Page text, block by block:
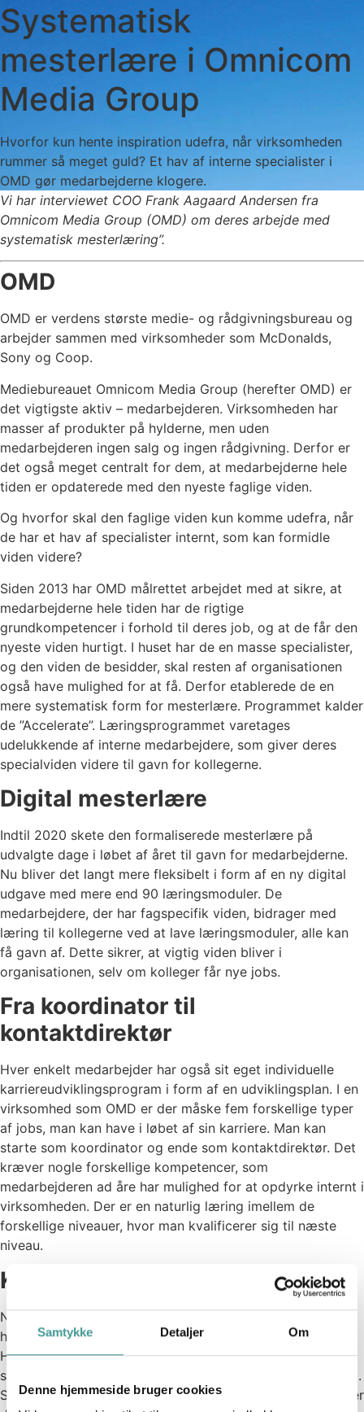
Samtykke Detaljer Om
Denne hjemmeside bruger cookies
Systematisk
mesterlære i Omnicom
Media Group
Hvorfor kun hente inspiration udefra, når virksomheden
rummer så meget guld? Et hav af interne specialister i
OMD gør medarbejderne klogere.
Vi har interviewet COO Frank Aagaard Andersen fra
Omnicom Media Group (OMD) om deres arbejde med
systematisk mesterlæring”.
OMD
OMD er verdens største medie- og rådgivningsbureau og
arbejder sammen med virksomheder som McDonalds,
Sony og Coop.
Mediebureauet Omnicom Media Group (herefter OMD) er
det vigtigste aktiv – medarbejderen. Virksomheden har
masser af produkter på hylderne, men uden
medarbejderen ingen salg og ingen rådgivning. Derfor er
det også meget centralt for dem, at medarbejderne hele
tiden er opdaterede med den nyeste faglige viden.
Og hvorfor skal den faglige viden kun komme udefra, når
de har et hav af specialister internt, som kan formidle
viden videre?
Siden 2013 har OMD målrettet arbejdet med at sikre, at
medarbejderne hele tiden har de rigtige
grundkompetencer i forhold til deres job, og at de får den
nyeste viden hurtigt. I huset har de en masse specialister,
og den viden de besidder, skal resten af organisationen
også have mulighed for at få. Derfor etablerede de en
mere systematisk form for mesterlære. Programmet kalder
de ”Accelerate”. Læringsprogrammet varetages
udelukkende af interne medarbejdere, som giver deres
specialviden videre til gavn for kollegerne.
Digital mesterlære
Indtil 2020 skete den formaliserede mesterlære på
udvalgte dage i løbet af året til gavn for medarbejderne.
Nu bliver det langt mere fleksibelt i form af en ny digital
udgave med mere end 90 læringsmoduler. De
medarbejdere, der har fagspecifik viden, bidrager med
læring til kollegerne ved at lave læringsmoduler, alle kan
få gavn af. Dette sikrer, at vigtig viden bliver i
organisationen, selv om kolleger får nye jobs.
Fra koordinator til
kontaktdirektør
Hver enkelt medarbejder har også sit eget individuelle
karriereudviklingsprogram i form af en udviklingsplan. I en
virksomhed som OMD er der måske fem forskellige typer
af jobs, man kan have i løbet af sin karriere. Man kan
starte som koordinator og ende som kontaktdirektør. Det
kræver nogle forskellige kompetencer, som
medarbejderen ad åre har mulighed for at opdyrke internt i
virksomheden. Der er en naturlig læring imellem de
forskellige niveauer, hvor man kvalificerer sig til næste
niveau.
Kend dine kompetencer
Når en medarbejder bliver ansat, så ved vedkommende,
hvilke kompetencer det kræver for at nå til næste rolle.
Her har man mulighed for løbende at opdyrke de
selvsamme kompetencer gennem Accelerate-programmet.
Som medarbejder ved man altså, hvilke grundkompetencer